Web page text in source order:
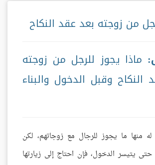
من زوجته بعد عقد النكاح
ماذا يجوز للرجل من زوجته
النكاح وقبل الدخول والبناء
منها ما يجوز للرجال مع زوجاتهم، لكن
يتيسر الدخول، فإن احتاج إلى زيارتها